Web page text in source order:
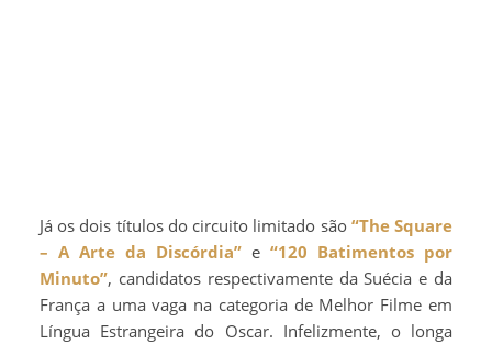
Já os dois títulos do circuito limitado são “The Square
– A Arte da Discórdia” e “120 Batimentos por
Minuto”, candidatos respectivamente da Suécia e da
França a uma vaga na categoria de Melhor Filme em
Língua Estrangeira do Oscar. Infelizmente, o longa